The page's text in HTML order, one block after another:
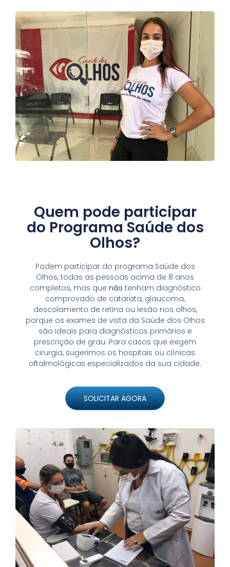
Quem pode participar
do Programa Saúde dos
Olhos?
Podem participar do programa Saúde dos
Olhos, todas as pessoas acima de 8 anos
completos, mas que não tenham diagnóstico
comprovado de catarata, glaucoma,
descolamento de retina ou lesão nos olhos,
porque os exames de vista da Saúde dos Olhos
são ideais para diagnósticos primários e
prescrição de grau. Para casos que exigem
cirurgia, sugerimos os hospitais ou clínicas
oftalmológicas especializados da sua cidade.
SOLICITAR AGORA